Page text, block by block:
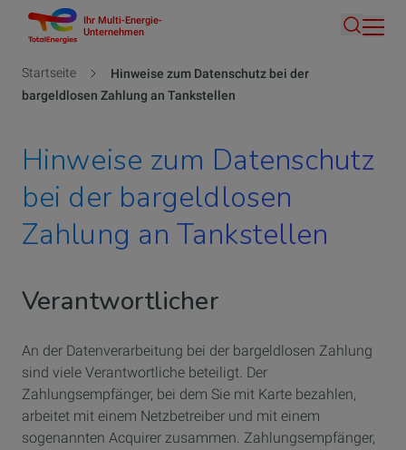
Inhalt
Ihr Multi-Energie-
Unternehmen
Suche
Pfadnavigation
Startseite
Hinweise zum Datenschutz bei der
bargeldlosen Zahlung an Tankstellen
Hinweise zum Datenschutz
bei der bargeldlosen
Zahlung an Tankstellen
Verantwortlicher
An der Datenverarbeitung bei der bargeldlosen Zahlung
sind viele Verantwortliche beteiligt. Der
Zahlungsempfänger, bei dem Sie mit Karte bezahlen,
arbeitet mit einem Netzbetreiber und mit einem
sogenannten Acquirer zusammen. Zahlungsempfänger,